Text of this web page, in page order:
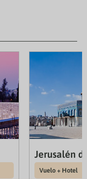
Jerusalén
Vuelo + Hotel